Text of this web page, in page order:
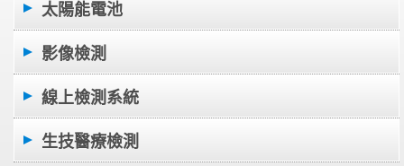
太陽能電池
影像檢測
線上檢測系統
生技醫療檢測